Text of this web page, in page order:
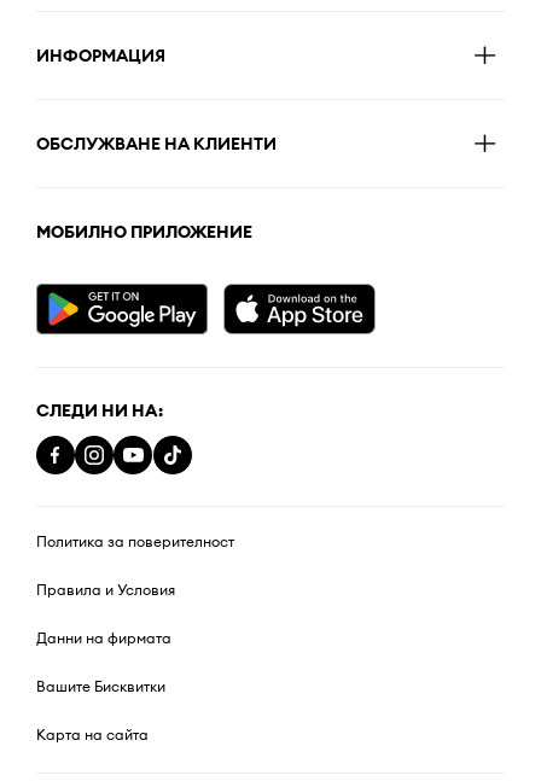
ИНФОРМАЦИЯ
ОБСЛУЖВАНЕ НА КЛИЕНТИ
МОБИЛНО ПРИЛОЖЕНИЕ
СЛЕДИ НИ НА:
Политика за поверителност
Правила и Условия
Данни на фирмата
Вашите Бисквитки
Карта на сайта